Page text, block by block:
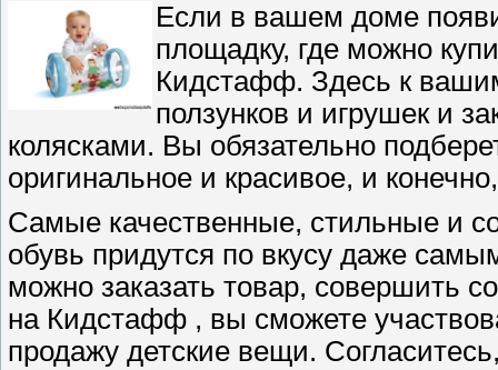
Если в вашем доме
площадку, где можно
Кидстафф. Здесь к
ползунков и игрушек и
колясками. Вы обязательно
оригинальное и красивое, и
Самые качественные, стильные и
обувь придутся по вкусу даже
можно заказать товар, совершить
на Кидстафф , вы сможете
продажу детские вещи.